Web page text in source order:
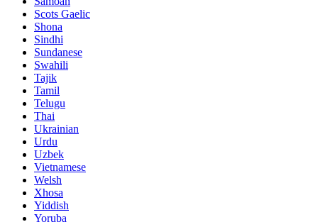
Scots Gaelic
Shona
Sindhi
Sundanese
Swahili
Tajik
Tamil
Telugu
Thai
Ukrainian
Urdu
Uzbek
Vietnamese
Welsh
Xhosa
Yiddish
Yoruba